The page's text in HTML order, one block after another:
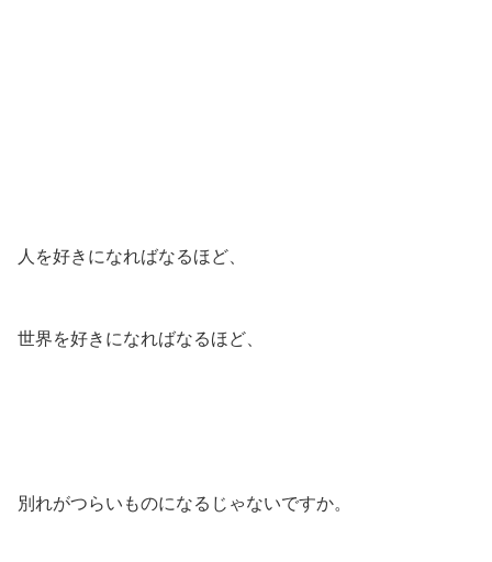
人を好きになればなるほど、
世界を好きになればなるほど、
別れがつらいものになるじゃないですか。